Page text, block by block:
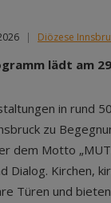
| Diözese
lädt am
in rund
zu
dem Motto
Dialog. Kirchen,
Türen und